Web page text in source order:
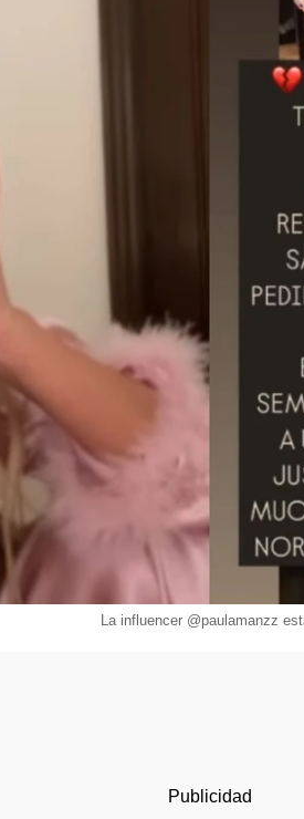
La influencer @paulamanzz